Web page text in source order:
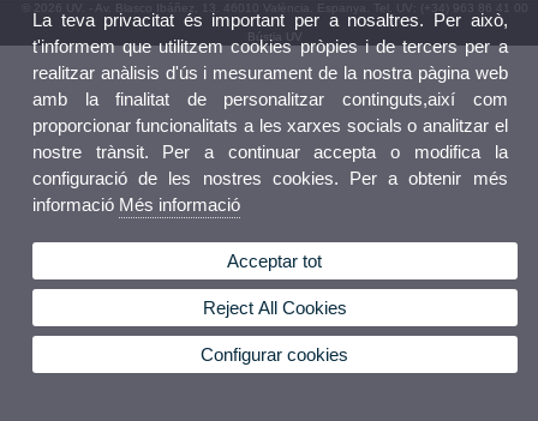
© 2026 UV. - Av. Blasco Ibáñez, 13. 46010 València. Espanya. Tel. UV: (+34) 963 86 41 00
Bústia UV
La teva privacitat és important per a nosaltres. Per això,
t'informem que utilitzem cookies pròpies i de tercers per a
realitzar anàlisis d'ús i mesurament de la nostra pàgina web
amb la finalitat de personalitzar continguts,així com
proporcionar funcionalitats a les xarxes socials o analitzar el
nostre trànsit. Per a continuar accepta o modifica la
configuració de les nostres cookies. Per a obtenir més
informació Més informació
Acceptar tot
Reject All Cookies
Configurar cookies